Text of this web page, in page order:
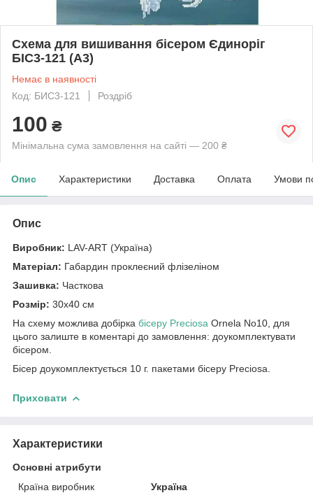
Схема для вишивання бісером Єдиноріг
БІС3-121 (А3)
Немає в наявності
Код: БИС3-121
Роздріб
100 ₴
Мінімальна сума замовлення на сайті — 200 ₴
Опис Характеристики Доставка Оплата Умови
Опис
Виробник: LAV-ART (Україна)
Матеріал: Габардин проклеєний флізеліном
Зашивка: Часткова
Розмір: 30х40 см
На схему можлива добірка бісеру Preciosa Ornela No10, для
цього залиште в коментарі до замовлення: доукомплектувати
бісером.
Бісер доукомплектується 10 г. пакетами бісеру Preciosa.
Приховати
Характеристики
Основні атрибути
Країна виробник
Україна